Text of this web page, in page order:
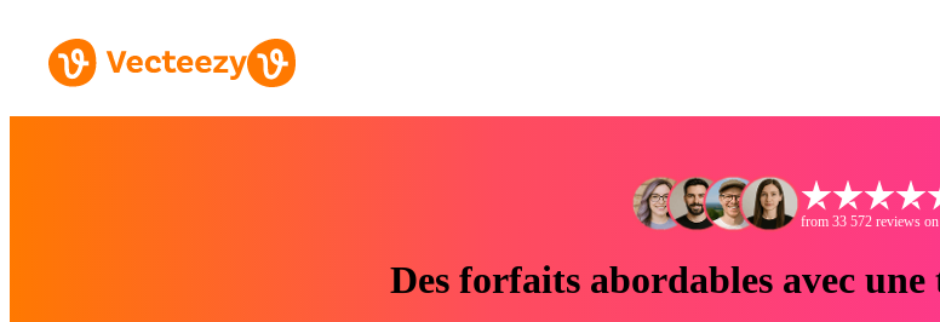
from 33 572 reviews
Des forfaits abordables avec